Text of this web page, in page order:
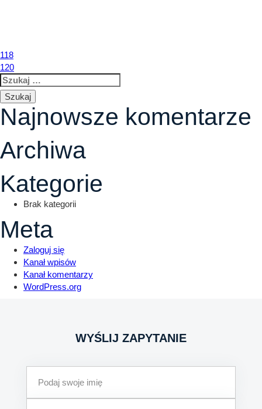
Nawigacja
wpisu
118
120
Szukaj:
Najnowsze komentarze
Archiwa
Kategorie
Brak kategorii
Meta
Zaloguj się
Kanał wpisów
Kanał komentarzy
WordPress.org
WYŚLIJ ZAPYTANIE